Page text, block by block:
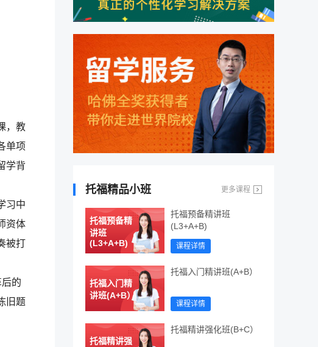
，教
单项
学背
习中
资体
被打
的
旧题
托福精品小班 更多课程
托福预备精
讲班
(L3+A+B)
托福预备精讲班
(L3+A+B)
课程详情
托福入门精
讲班(A+B）
托福入门精讲班(A+B）
课程详情
托福精讲强
托福精讲强化班(B+C）